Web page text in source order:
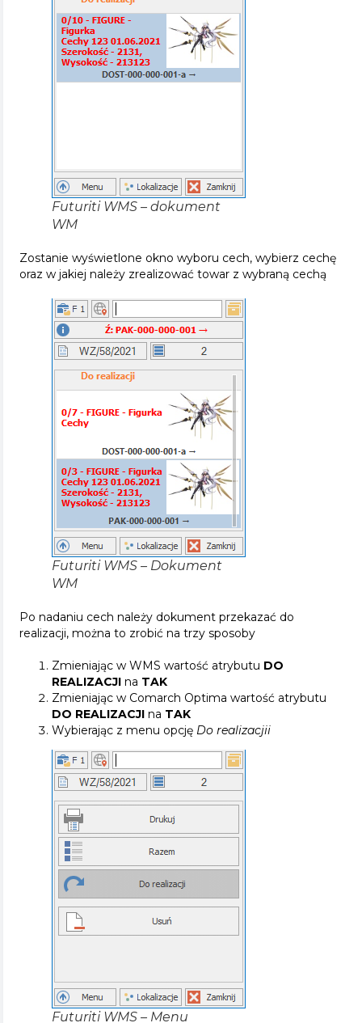
Futuriti WMS – dokument
WM
Zostanie wyświetlone okno wyboru cech, wybierz cechę
oraz w jakiej należy zrealizować towar z wybraną cechą
Futuriti WMS – Dokument
WM
Po nadaniu cech należy dokument przekazać do
realizacji, można to zrobić na trzy sposoby
Zmieniając w WMS wartość atrybutu DO
REALIZACJI na TAK
Zmieniając w Comarch Optima wartość atrybutu
DO REALIZACJI na TAK
Wybierając z menu opcję Do realizacjii
Futuriti WMS – Menu